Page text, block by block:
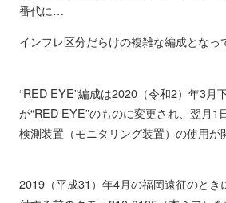
番代に…
インフレ区分だらけの複雑な編成となっ
“RED EYE”編成は2020（令和2）年3月
が“RED EYE”のものに変更され、翌月1
検測装置（モニタリング装置）の使用が
2019（平成31）年4月の福岡遠征のとき